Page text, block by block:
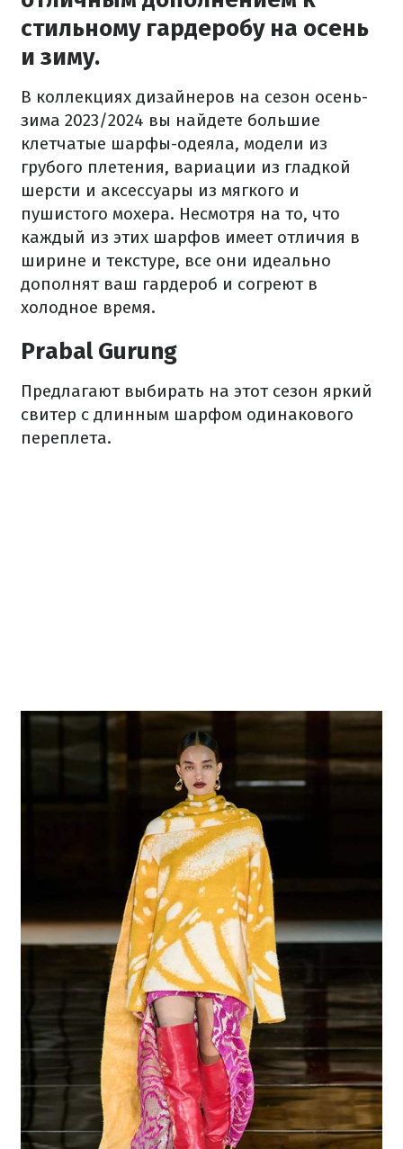
стильному гардеробу на осень
и зиму.
В коллекциях дизайнеров на сезон осень-
зима 2023/2024 вы найдете большие
клетчатые шарфы-одеяла, модели из
грубого плетения, вариации из гладкой
шерсти и аксессуары из мягкого и
пушистого мохера. Несмотря на то, что
каждый из этих шарфов имеет отличия в
ширине и текстуре, все они идеально
дополнят ваш гардероб и согреют в
холодное время.
Prabal Gurung
Предлагают выбирать на этот сезон яркий
свитер с длинным шарфом одинакового
переплета.